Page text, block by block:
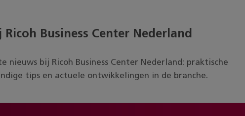
Ricoh Business Center Nederland
nieuws bij Ricoh Business Center Nederland: praktische
tips en actuele ontwikkelingen in de branche.